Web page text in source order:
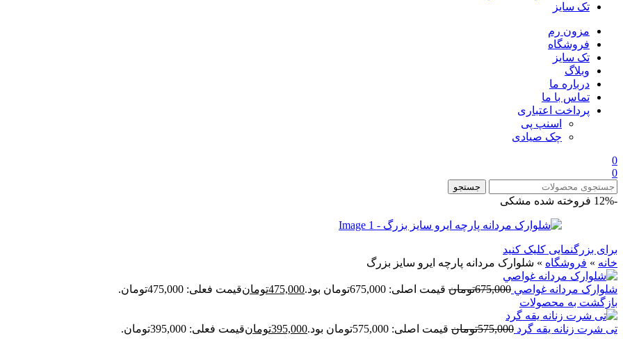
تک سایز
مزون رم
فروشگاه
تک سایز
وبلاگ
درباره ما
تماس با ما
پرداخت اعتباری
اسنپ پی
چک صیادی
0
0
جستجو
-12% فروخته شده مشکی
برای بزرگنمایی کلیک کنید
خانه » فروشگاه » شلوارک مردانه پارچه ایرو سايز بزرگ
شلوارک مردانه غواصي 675,000تومان قیمت اصلی: 675,000تومان بود. 475,000تومانقیمت فعلی: 475,000تومان.
بازگشت به محصولات
تی شرت زنانه یقه گرد 575,000تومان قیمت اصلی: 575,000تومان بود. 395,000تومانقیمت فعلی: 395,000تومان.